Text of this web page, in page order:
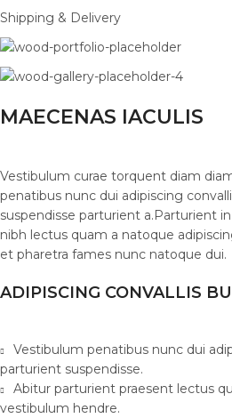
Shipping & Delivery
MAECENAS IACULIS
Vestibulum curae torquent diam
penatibus nunc dui adipiscing
suspendisse parturient a.Parturient
nibh lectus quam a natoque
et pharetra fames nunc natoque dui.
ADIPISCING CONVALLIS
Vestibulum penatibus nunc dui
parturient suspendisse.
Abitur parturient praesent lectus
vestibulum hendre.